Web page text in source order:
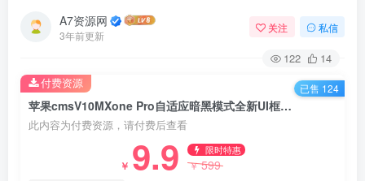
A7资源网
3年前更新
关注 私信
122 14
苹果cmsV10MXone Pro自适应暗黑模式全新UI框架模板
此内容为付费资源，请付费后查看
￥ 9.9 限时特惠
￥599
付费资源 已售 124